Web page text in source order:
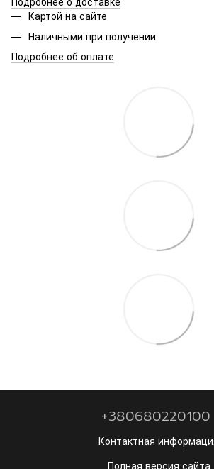
Картой на сайте
Наличными при получении
Подробнее об оплате
+380680220100
Контактная
Полная версия сайта